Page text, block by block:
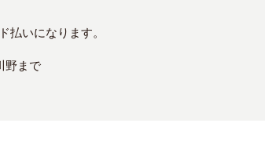
払いになります。
まで